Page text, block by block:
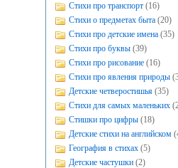
Стихи про транспорт (16)
Стихи о предметах быта (20)
Стихи про детские имена (35)
Стихи про буквы (39)
Стихи про рисование (16)
Стихи про явления природы
Детские четверостишья (35)
Стихи для самых маленьких
Стишки про цифры (18)
Детские стихи на английском
География в стихах (5)
Детские частушки (2)